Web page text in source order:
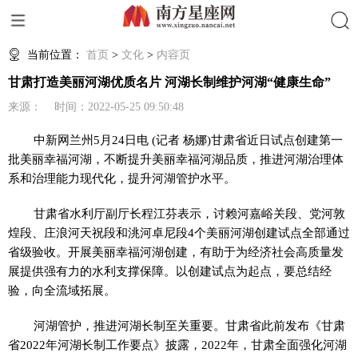
当前位置： 首页 > 文化 > 内容页
甘肃打造美丽河湖优质名片 河湖长制维护河湖“健康生命”
来源： 时间：2022-05-25 09:50:48
中新网兰州5月24日电 (记者 杨娜)甘肃省近日试点创建第一
批美丽幸福河湖，不断提升美丽幸福河湖品质，推进河湖治理体
系和治理能力现代化，提升河湖管护水平。
甘肃省水利厅副厅长程江芬表示，讨赖河嘉峪关段、党河敦
煌段、庄浪河天祝段和洮河卓尼段4个美丽河湖创建试点全部通过
省级验收。开展美丽幸福河湖创建，有助于为经济社会高质量发
展提供强有力的水利支撑保障。以创建试点为起点，要总结经
验，向全流域拓展。
河湖管护，推进河湖长制至关重要。甘肃省此前发布《甘肃
省2022年河湖长制工作要点》披露，2022年，甘肃全面强化河湖